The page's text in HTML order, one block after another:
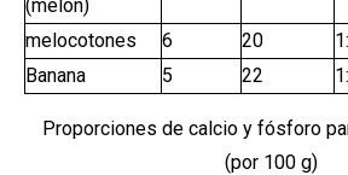
(melón)
melocotones
6 20
Banana
5 22
Proporciones de calcio y fósforo
(por 100 g)